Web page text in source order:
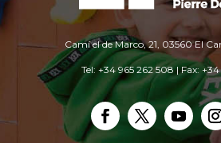
Camí el de Marco, 21, 03560 El
Tel: +34 965 262 508 | Fax: